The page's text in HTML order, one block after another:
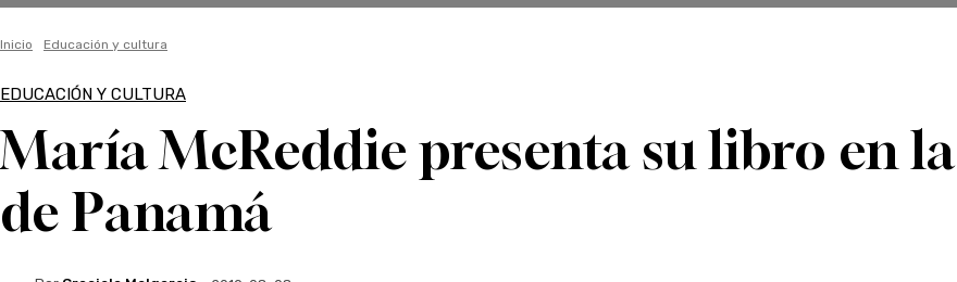
Inicio Educación y cultura
EDUCACIÓN Y CULTURA
María McReddie presenta su libro en
de Panamá